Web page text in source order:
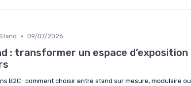
• 09/07/2026
: transformer un espace d’exposition
B2C : comment choisir entre stand sur mesure, modulaire ou